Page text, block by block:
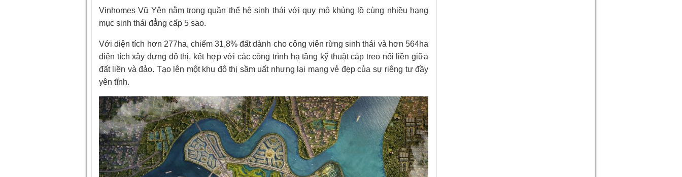
Vinhomes Vũ Yên nằm trong quần thể hệ sinh thái với quy mô khủng lồ cùng nhiều hạng
mục sinh thái đẳng cấp 5 sao.
Với diện tích hơn 277ha, chiếm 31,8% đất dành cho công viên rừng sinh thái và hơn 564ha
diện tích xây dựng đô thị, kết hợp với các công trình hạ tầng kỹ thuật cáp treo nối liền giữa
đất liền và đảo. Tạo lên một khu đô thị sầm uất nhưng lại mang vẻ đẹp của sự riêng tư đầy
yên tĩnh.